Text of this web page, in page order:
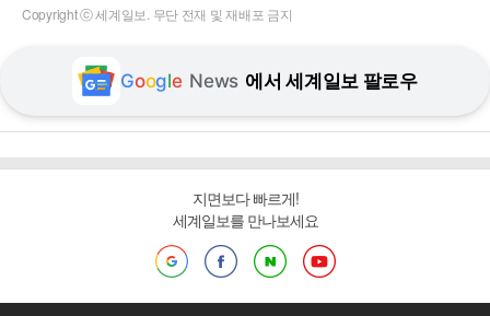
Copyright ⓒ 세계일보. 무단 전재 및 재배포 금지
Google News 에서 세계일보 팔로우
지면보다 빠르게!
세계일보를 만나보세요